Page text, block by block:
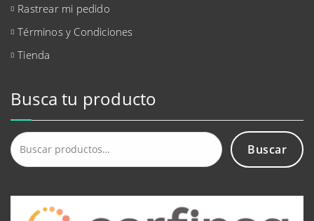
Rastrear mi pedido
Términos y Condiciones
Tienda
Busca tu producto
Buscar
por:
Buscar